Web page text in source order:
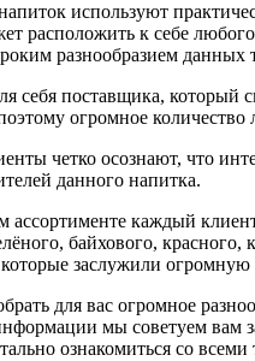
используют
расположить к себе
разнообразием данных
себя поставщика, который
огромное количество
четко осознают, что
данного напитка.
каждый
байхового,
заслужили
для вас огромное
мы советуем вам
ознакомиться со